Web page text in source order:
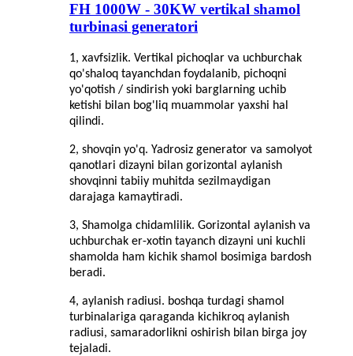
FH 1000W - 30KW vertikal shamol
turbinasi generatori
1, xavfsizlik. Vertikal pichoqlar va uchburchak
qo'shaloq tayanchdan foydalanib, pichoqni
yo'qotish / sindirish yoki barglarning uchib
ketishi bilan bog'liq muammolar yaxshi hal
qilindi.
2, shovqin yo'q. Yadrosiz generator va samolyot
qanotlari dizayni bilan gorizontal aylanish
shovqinni tabiiy muhitda sezilmaydigan
darajaga kamaytiradi.
3, Shamolga chidamlilik. Gorizontal aylanish va
uchburchak er-xotin tayanch dizayni uni kuchli
shamolda ham kichik shamol bosimiga bardosh
beradi.
4, aylanish radiusi. boshqa turdagi shamol
turbinalariga qaraganda kichikroq aylanish
radiusi, samaradorlikni oshirish bilan birga joy
tejaladi.